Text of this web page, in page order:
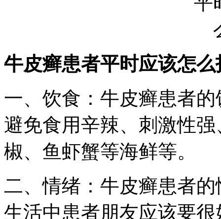
牛皮癣患者平时应该怎么
一、饮食：牛皮癣患者
避免食用辛辣、刺激性
椒、鱼虾蟹等海鲜等。
二、情绪：牛皮癣患者
生活中患者朋友应该要